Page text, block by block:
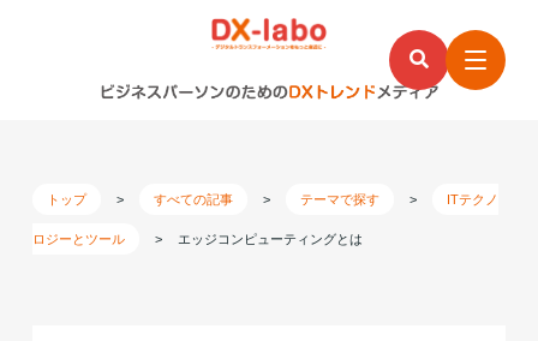
トップ > すべての記事 > テーマで探す > ITテクノ
ロジーとツール > エッジコンピューティングとは